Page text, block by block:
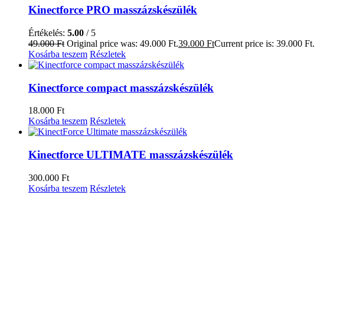
Kinectforce PRO masszázskészülék
Értékelés: 5.00 / 5
49.000Ft Original price was: 49.000 Ft.39.000 FtCurrent price is: 39.000 Ft.
Kosárba teszem Részletek
Kinectforce compact masszázskészülék
18.000 Ft
Kosárba teszem Részletek
Kinectforce ULTIMATE masszázskészülék
300.000 Ft
Kosárba teszem Részletek